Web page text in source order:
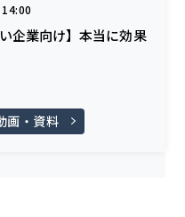
企業向け】本当に効果
画・資料